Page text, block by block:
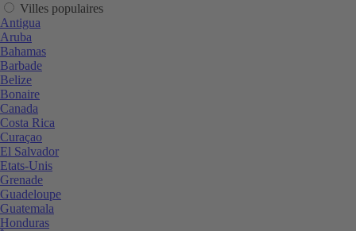
Villes populaires
Antigua
Aruba
Bahamas
Barbade
Belize
Bonaire
Canada
Costa Rica
Curaçao
El Salvador
Etats-Unis
Grenade
Guadeloupe
Guatemala
Honduras